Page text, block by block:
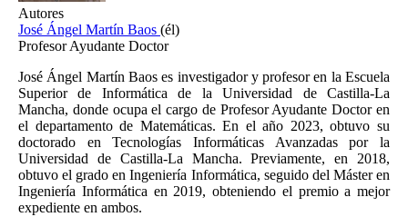
Autores
José Ángel Martín Baos (él)
Profesor Ayudante Doctor
José Ángel Martín Baos es investigador y profesor en la Escuela
Superior de Informática de la Universidad de Castilla-La
Mancha, donde ocupa el cargo de Profesor Ayudante Doctor en
el departamento de Matemáticas. En el año 2023, obtuvo su
doctorado en Tecnologías Informáticas Avanzadas por la
Universidad de Castilla-La Mancha. Previamente, en 2018,
obtuvo el grado en Ingeniería Informática, seguido del Máster en
Ingeniería Informática en 2019, obteniendo el premio a mejor
expediente en ambos.